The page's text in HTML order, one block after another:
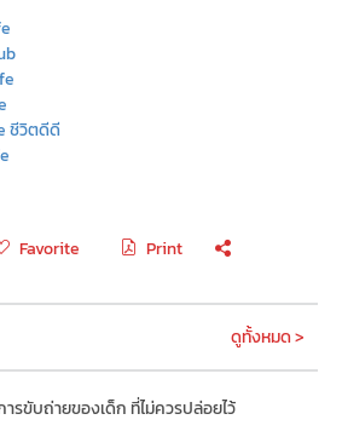
ชีวิตดีดี
Favorite Print
ดูทั้งหมด >
รขับถ่ายของเด็ก ที่ไม่ควรปล่อยไว้